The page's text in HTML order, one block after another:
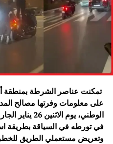
تمكنت عناصر الشرطة بمنطقة أمن
على معلومات وفرتها مصالح
الوطني، يوم
في تورطه في السياقة بطريقة
وتعريض مستعملي الطريق